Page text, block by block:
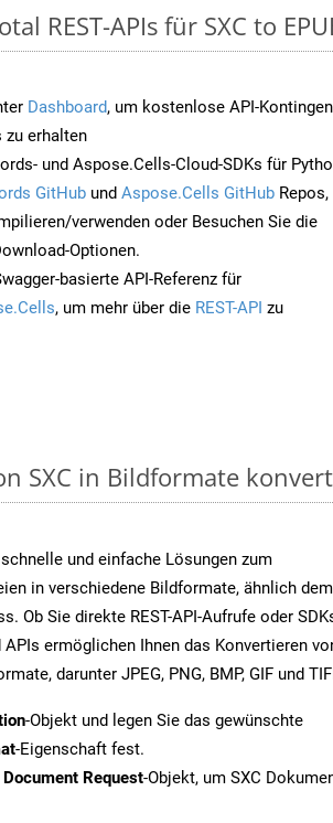
REST-APIs für SXC to
Dashboard, um kostenlose API-
erhalten
und Aspose.Cells-Cloud-SDKs für
GitHub und Aspose.Cells GitHub Repos,
verwenden oder Besuchen Sie die
Optionen.
basierte API-Referenz für
, um mehr über die REST-API zu
SXC in Bildformate
und einfache Lösungen zum
in verschiedene Bildformate, ähnlich dem
Ob Sie direkte REST-API-Aufrufe oder
ermöglichen Ihnen das Konvertieren
darunter JPEG, PNG, BMP, GIF und
-Objekt und legen Sie das gewünschte
-Eigenschaft fest.
Request-Objekt, um SXC